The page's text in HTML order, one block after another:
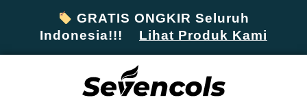
GRATIS ONGKIR Seluruh
Indonesia!!! Lihat Produk Kami